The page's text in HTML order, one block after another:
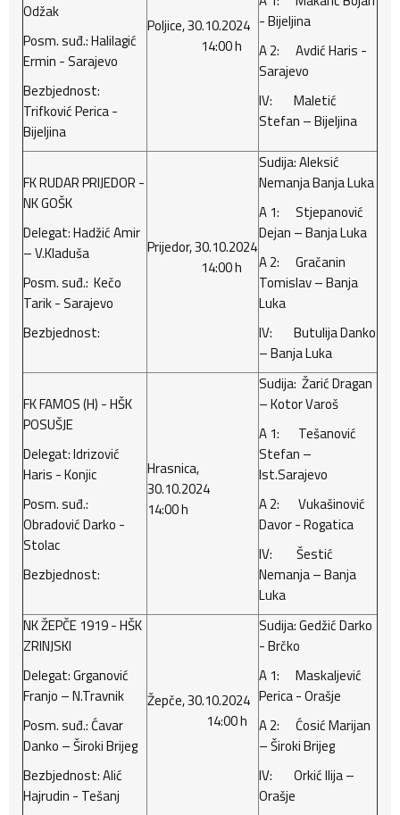
Odžak
Posm. suđ.: Halilagić
Ermin - Sarajevo
Bezbjednost:
Trifković Perica -
Bijeljina
Poljice, 30.10.2024
14:00 h
- Bijeljina
A 2: Avdić Haris -
Sarajevo
IV: Maletić
Stefan – Bijeljina
FK RUDAR PRIJEDOR -
NK GOŠK
Delegat: Hadžić Amir
– V.Kladuša
Posm. suđ.: Kečo
Tarik - Sarajevo
Bezbjednost:
Prijedor, 30.10.2024
14:00 h
Sudija: Aleksić
Nemanja Banja Luka
A 1: Stjepanović
Dejan – Banja Luka
A 2: Gračanin
Tomislav – Banja
Luka
IV: Butulija Danko
– Banja Luka
FK FAMOS (H) - HŠK
POSUŠJE
Delegat: Idrizović
Haris - Konjic
Posm. suđ.:
Obradović Darko -
Stolac
Bezbjednost:
Hrasnica,
30.10.2024
14:00 h
Sudija: Žarić Dragan
– Kotor Varoš
A 1: Tešanović
Stefan –
Ist.Sarajevo
A 2: Vukašinović
Davor - Rogatica
IV: Šestić
Nemanja – Banja
Luka
NK ŽEPČE 1919 - HŠK
ZRINJSKI
Delegat: Grganović
Franjo – N.Travnik
Posm. suđ.: Ćavar
Danko – Široki Brijeg
Bezbjednost: Alić
Hajrudin - Tešanj
Žepče, 30.10.2024
14:00 h
Sudija: Gedžić Darko
- Brčko
A 1: Maskaljević
Perica - Orašje
A 2: Ćosić Marijan
– Široki Brijeg
IV: Orkić Ilija –
Orašje